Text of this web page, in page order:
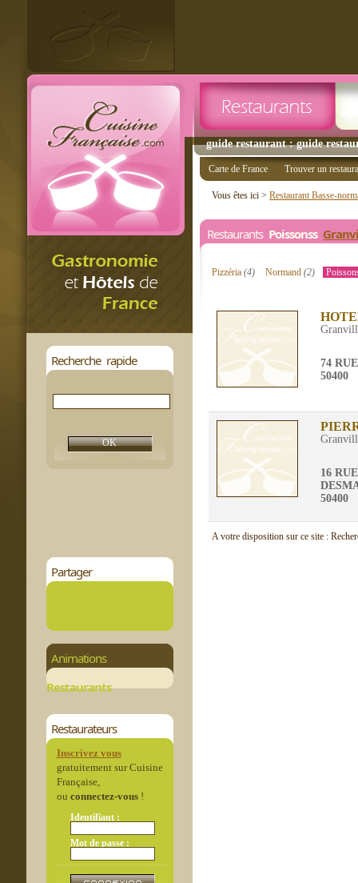
guide restaurant : guide
Recherche rapide
Partager
Animations
Restaurants
Restaurateurs
Inscrivez vous
gratuitement sur Cuisine
Française,
ou connectez-vous!
Identifiant :
Mot de passe :
Carte de France Trouver un
Vous êtes ici > Restaurant Basse-
Restaurants Poissonss
Pizzéria (4) Normand(2)
74
50400
16
50400
A votre disposition sur ce site :